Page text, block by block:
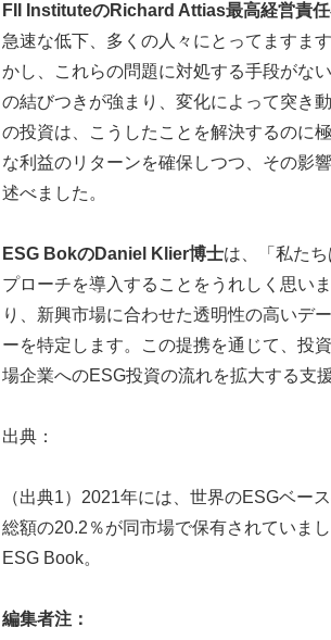
FII InstituteのRichard Attias最高経営責
急速な低下、多くの人々にとってますま
かし、これらの問題に対処する手段がな
の結びつきが強まり、変化によって突き
の投資は、こうしたことを解決するのに
な利益のリターンを確保しつつ、その影
述べました。
ESG BokのDaniel Klier博士は、「私た
プローチを導入することをうれしく思い
り、新興市場に合わせた透明性の高いデ
ーを特定します。この提携を通じて、投
場企業へのESG投資の流れを拡大する支
出典：
（出典1）2021年には、世界のESGベー
総額の20.2％が同市場で保有されていま
ESG Book。
編集者注：
English